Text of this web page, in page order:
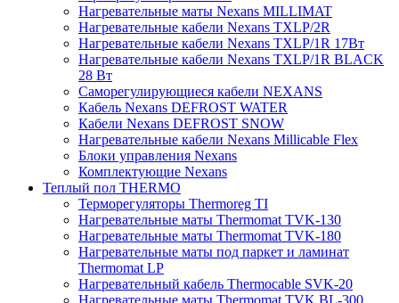
Нагревательные маты Nexans MILLIMAT
Нагревательные кабели Nexans TXLP/2R
Нагревательные кабели Nexans TXLP/1R 17Вт
Нагревательные кабели Nexans TXLP/1R BLACK
28 Вт
Саморегулирующиеся кабели NEXANS
Кабель Nexans DEFROST WATER
Кабели Nexans DEFROST SNOW
Нагревательные кабели Nexans Millicable Flex
Блоки управления Nexans
Комплектующие Nexans
Теплый пол THERMO
Терморегуляторы Thermoreg TI
Нагревательные маты Thermomat TVK-130
Нагревательные маты Thermomat TVK-180
Нагревательные маты под паркет и ламинат
Thermomat LP
Нагревательный кабель Thermocable SVK-20
Нагревательные маты Thermomat TVK BL-300